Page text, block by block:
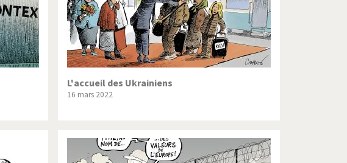
L'accueil des Ukrainiens
16 mars 2022